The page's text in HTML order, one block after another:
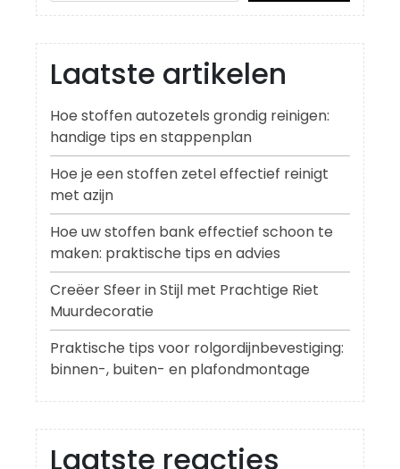
Laatste artikelen
Hoe stoffen autozetels grondig reinigen:
handige tips en stappenplan
Hoe je een stoffen zetel effectief reinigt
met azijn
Hoe uw stoffen bank effectief schoon te
maken: praktische tips en advies
Creëer Sfeer in Stijl met Prachtige Riet
Muurdecoratie
Praktische tips voor rolgordijnbevestiging:
binnen-, buiten- en plafondmontage
Laatste reacties